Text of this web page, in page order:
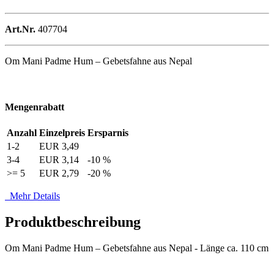
Art.Nr. 407704
Om Mani Padme Hum – Gebetsfahne aus Nepal
Mengenrabatt
Anzahl Einzelpreis Ersparnis
1-2
EUR 3,49
3-4
EUR 3,14
-10 %
>= 5
EUR 2,79 -20 %
Mehr Details
Produktbeschreibung
Om Mani Padme Hum – Gebetsfahne aus Nepal - Länge ca. 110 cm